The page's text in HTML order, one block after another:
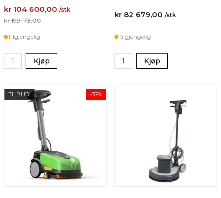
kr 104 600,00 /stk
kr 199 173,00
Tilgjengelig
Kjøp
kr 82 679,00 /stk
Tilgjengelig
Kjøp
TILBUD! -37%